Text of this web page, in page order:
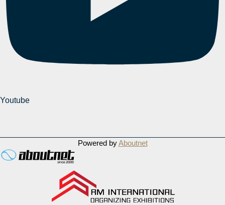
Youtube
Powered byAboutnet